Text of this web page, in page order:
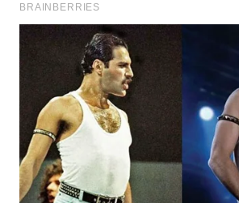
TINGGI
WN
PAKPAK
WN
KARAWANG